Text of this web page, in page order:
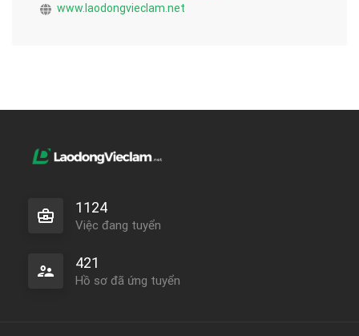
www.laodongvieclam.net
1124
Việc đang tuyển
421
Hồ sơ đã ứng tuyển